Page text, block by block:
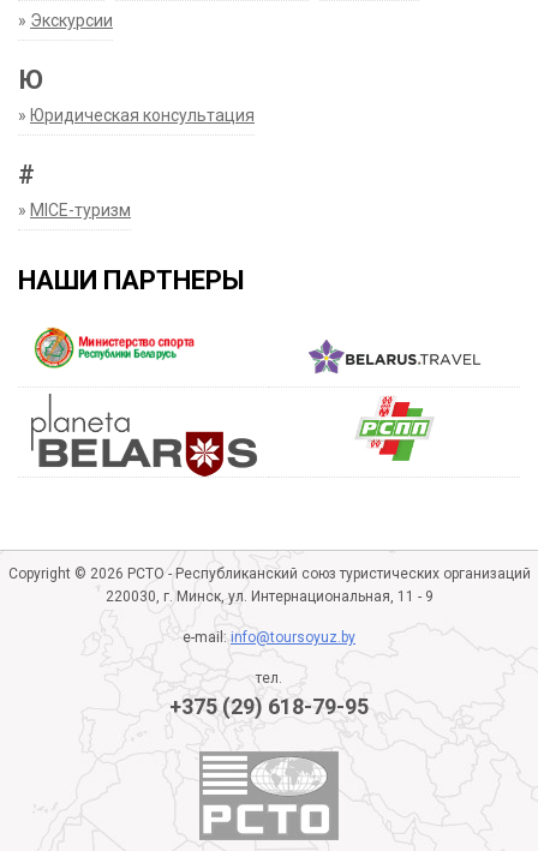
» Экскурсии
Ю
» Юридическая консультация
#
» MICE-туризм
НАШИ ПАРТНЕРЫ
Copyright © 2026 РСТО - Республиканский союз туристических организаций
220030, г. Минск, ул. Интернациональная, 11 - 9
e-mail:info@toursoyuz.by
тел.
+375 (29) 618-79-95